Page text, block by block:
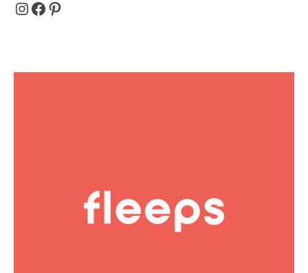
Et si on partait en voyage ...
Facebook
Pinterest